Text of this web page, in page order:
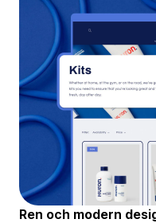
Ren och modern